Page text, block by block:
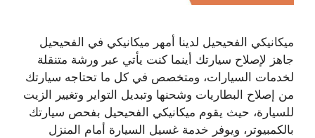
ميكانيكي الفحيحيل لدينا أمهر ميكانيكي في الفحيحيل
جاهز لإصلاح سيارتك أينما كنت يأتي عبر ورشة متنقلة
لخدمات السيارات، ومتخصص في كل ما تحتاجه سيارتك
من إصلاح البطاريات وشحنها وتبديل التواير وتغيير الزيت
للسيارة، حيث يقوم ميكانيكي الفحيحيل بفحص سيارتك
بالكمبيوتر، ويوفر خدمة غسيل السيارة أمام المنزل